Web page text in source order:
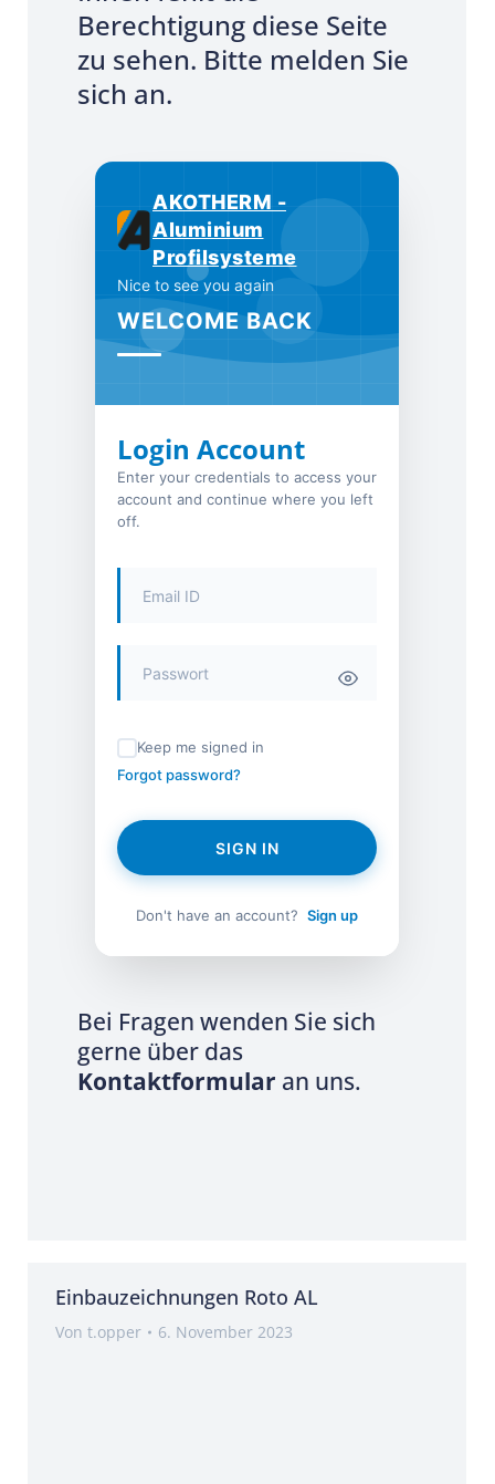
Berechtigung diese Seite
zu sehen. Bitte melden Sie
sich an.
AKOTHERM -
Aluminium
Profilsysteme
Nice to see you again
WELCOME BACK
Login Account
Enter your credentials to access your
account and continue where you left
off.
Keep me signed in
Forgot password?
SIGN IN
Don't have an account? Sign up
Bei Fragen wenden Sie sich
gerne über das
Kontaktformular an uns.
Einbauzeichnungen Roto AL
Von t.opper 6. November 2023